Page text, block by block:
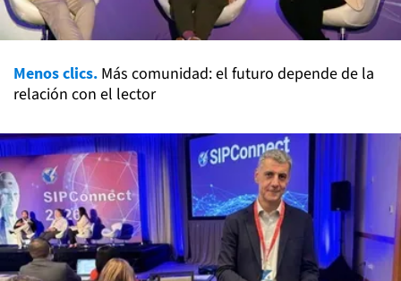
Menos clics. Más comunidad: el futuro depende de la
relación con el lector